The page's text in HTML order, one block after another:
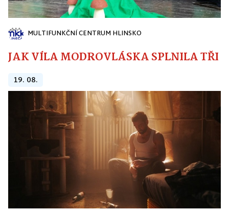
MULTIFUNKČNÍ CENTRUM HLINSKO
JAK VÍLA MODROVLÁSKA SPLNILA
19. 08.